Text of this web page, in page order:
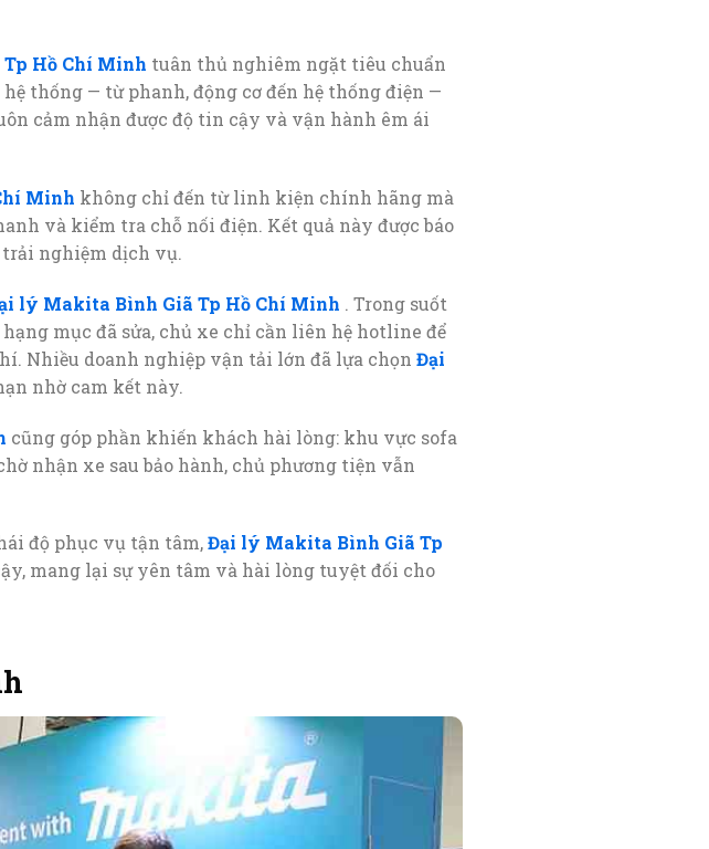
Hồ Chí Minh tuân thủ nghiêm ngặt tiêu chuẩn
thống — từ phanh, động cơ đến hệ thống điện —
cảm nhận được độ tin cậy và vận hành êm ái
Minh không chỉ đến từ linh kiện chính hãng mà
và kiểm tra chỗ nối điện. Kết quả này được báo
trải nghiệm dịch vụ.
lý Makita Bình Giã Tp Hồ Chí Minh . Trong suốt
mục đã sửa, chủ xe chỉ cần liên hệ hotline để
Nhiều doanh nghiệp vận tải lớn đã lựa chọn Đại
nhờ cam kết này.
cũng góp phần khiến khách hài lòng: khu vực sofa
nhận xe sau bảo hành, chủ phương tiện vẫn
độ phục vụ tận tâm,Đại lý Makita Bình Giã Tp
mang lại sự yên tâm và hài lòng tuyệt đối cho